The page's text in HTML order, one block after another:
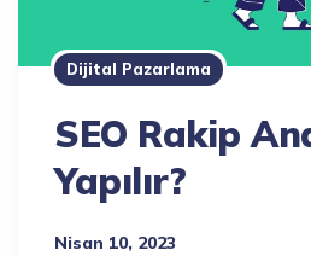
Dijital Pazarlama
SEO Rakip
Yapılır?
Nisan 10, 2023